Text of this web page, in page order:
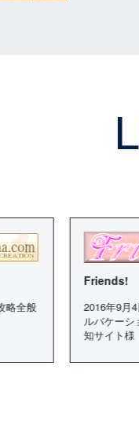
2016年9月4日に開催されたマ
ルバケーションプチオンリー